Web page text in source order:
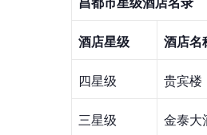
第三产业
设昌都茶马城、八宿然
小企业为主，服务业